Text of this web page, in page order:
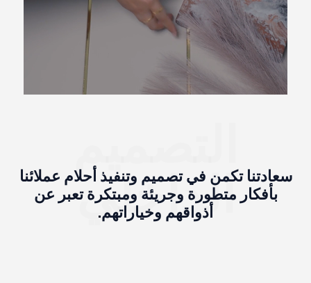
الداخلي
سعادتنا تكمن في تصميم وتنفيذ أحلام عملائنا
بأفكار متطورة وجريئة ومبتكرة تعبر عن
أذواقهم وخياراتهم.